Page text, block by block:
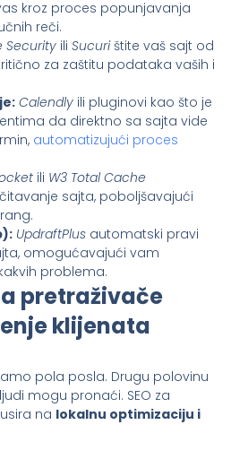
kroz proces popunjavanja
reči.
Security ili Sucurištite vaš sajt od
za zaštitu podataka vaših i
Calendly ili pluginovi kao što je
da direktno sa sajta vide
automatizujući proces
ili W3 Total Cache
sajta, poboljšavajući
UpdraftPlus automatski pravi
omogućavajući vam
problema.
pretraživače
klijenata
pola posla. Drugu polovinu
mogu pronaći. SEO za
na lokalnu optimizaciju i